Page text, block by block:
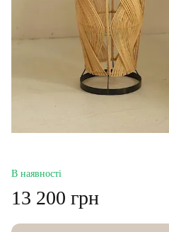
В наявності
13 200 грн